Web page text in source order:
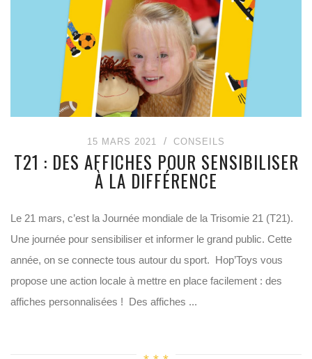
15 MARS 2021 CONSEILS
T21 : DES AFFICHES POUR SENSIBILISER
À LA DIFFÉRENCE
Le 21 mars, c’est la Journée mondiale de la Trisomie 21 (T21).
Une journée pour sensibiliser et informer le grand public. Cette
année, on se connecte tous autour du sport. Hop’Toys vous
propose une action locale à mettre en place facilement : des
affiches personnalisées ! Des affiches ...